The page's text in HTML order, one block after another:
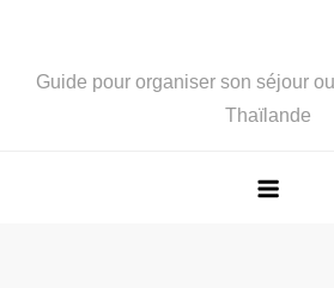
Guide pour organiser son séjour
Thaïlande